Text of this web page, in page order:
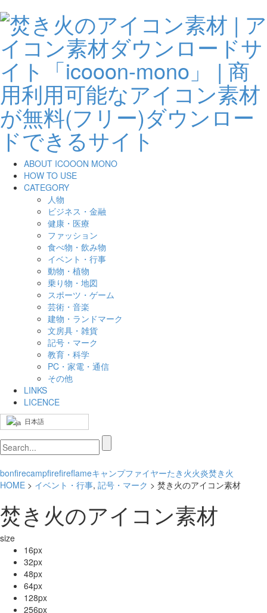
ABOUT ICOOON MONO
HOW TO USE
CATEGORY
人物
ビジネス・金融
健康・医療
ファッション
食べ物・飲み物
イベント・行事
動物・植物
乗り物・地図
スポーツ・ゲーム
芸術・音楽
建物・ランドマーク
文房具・雑貨
記号・マーク
教育・科学
PC・家電・通信
その他
LINKS
LICENCE
日本語
bonfirecampfirefireflameキャンプファイヤーたき火火炎焚き火
HOME > イベント・行事, 記号・マーク > 焚き火のアイコン素材
焚き火のアイコン素材
size
16px
32px
48px
64px
128px
256px